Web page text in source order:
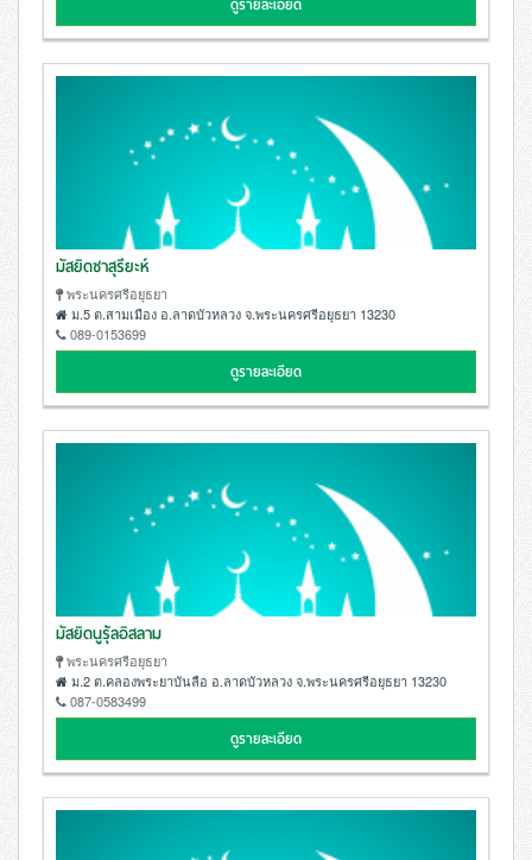
ดูรายละเอียด
มัสยิดซาสุรียะห์
พระนครศรีอยุธยา
ม.5 ต.สามเมือง อ.ลาดบัวหลวง จ.พระนครศรีอยุธยา 13230
089-0153699
ดูรายละเอียด
มัสยิดนูรุ้ลอิสลาม
พระนครศรีอยุธยา
ม.2 ต.คลองพระยาบันลือ อ.ลาดบัวหลวง จ.พระนครศรีอยุธยา 13230
087-0583499
ดูรายละเอียด